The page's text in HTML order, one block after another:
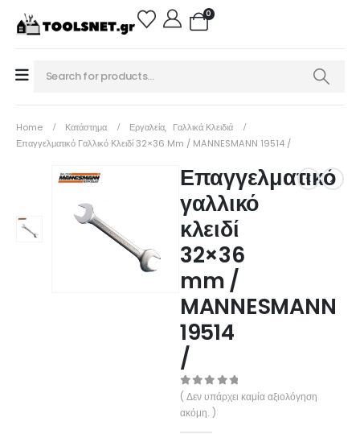
0
Home Κατάστημα Εργαλεία, Γαλλικά Κλειδιά
Επαγγελματικό Γαλλικό Κλειδί 32×36 Mm / MANNESMANN 19514 /
Επαγγελματικό
γαλλικό
κλειδί
32×36
mm /
MANNESMANN
19514
/
0out of 5
( Δεν υπάρχει καμία αξιολόγηση
ακόμη. )